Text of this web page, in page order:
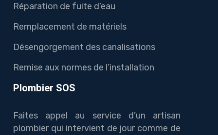
Réparation de fuite d’eau
Remplacement de matériels
Désengorgement des canalisations
Remise aux normes de l’installation
Plombier SOS
Faites appel au service d’un artisan
plombier qui intervient de jour comme de